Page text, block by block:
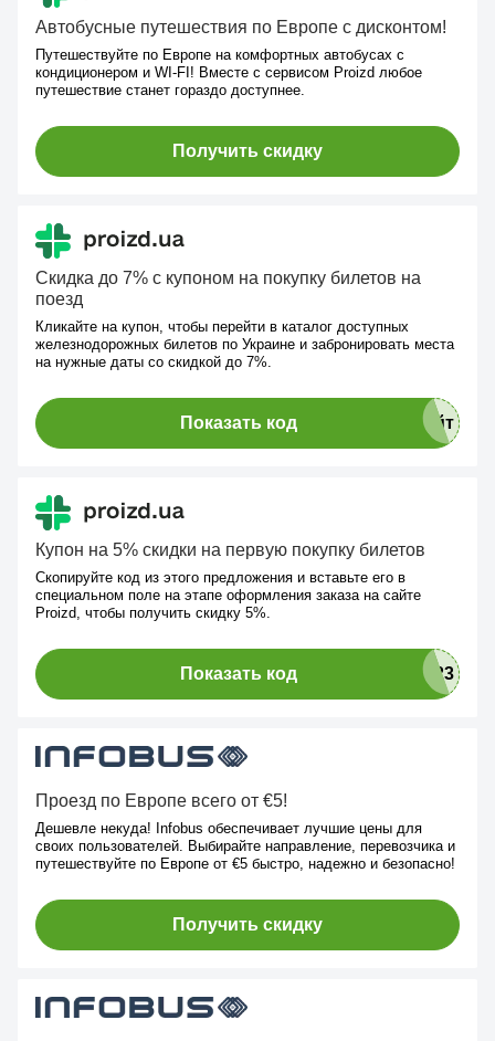
Автобусные путешествия по Европе с дисконтом!
Путешествуйте по Европе на комфортных автобусах с
кондиционером и WI-FI! Вместе с сервисом Proizd любое
путешествие станет гораздо доступнее.
Получить скидку
Скидка до 7% с купоном на покупку билетов на
поезд
Кликайте на купон, чтобы перейти в каталог доступных
железнодорожных билетов по Украине и забронировать места
на нужные даты со скидкой до 7%.
Показать код
Купон на 5% скидки на первую покупку билетов
Скопируйте код из этого предложения и вставьте его в
специальном поле на этапе оформления заказа на сайте
Proizd, чтобы получить скидку 5%.
Показать код
Проезд по Европе всего от €5!
Дешевле некуда! Infobus обеспечивает лучшие цены для
своих пользователей. Выбирайте направление, перевозчика и
путешествуйте по Европе от €5 быстро, надежно и безопасно!
Получить скидку